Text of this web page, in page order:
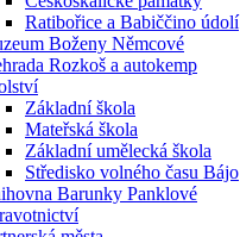
Ratibořice a Babiččino údolí
Boženy Němcové
Rozkoš a autokemp
Základní škola
Mateřská škola
Základní umělecká škola
Středisko volného času Bájo
Barunky Panklové